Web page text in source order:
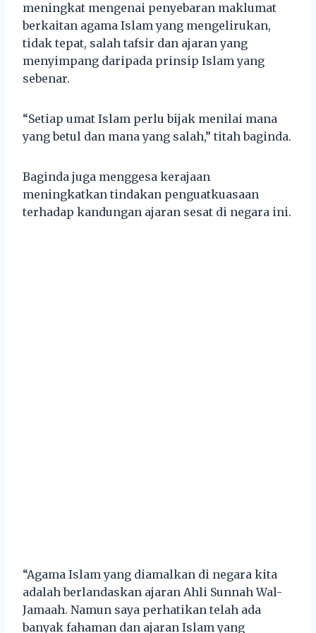
meningkat mengenai penyebaran maklumat
berkaitan agama Islam yang mengelirukan,
tidak tepat, salah tafsir dan ajaran yang
menyimpang daripada prinsip Islam yang
sebenar.
“Setiap umat Islam perlu bijak menilai mana
yang betul dan mana yang salah,” titah baginda.
Baginda juga menggesa kerajaan
meningkatkan tindakan penguatkuasaan
terhadap kandungan ajaran sesat di negara ini.
“Agama Islam yang diamalkan di negara kita
adalah berlandaskan ajaran Ahli Sunnah Wal-
Jamaah. Namun saya perhatikan telah ada
banyak fahaman dan ajaran Islam yang